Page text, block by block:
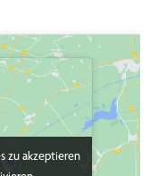
zu akzeptieren
zu akzeptieren